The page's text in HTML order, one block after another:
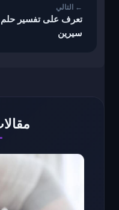
تعرف على تفسير حلم
سيرين